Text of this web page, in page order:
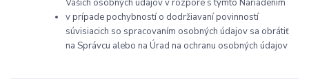
Vašich osobných údajov v rozpore s týmto Nariadením
v prípade pochybností o dodržiavaní povinností
súvisiacich so spracovaním osobných údajov sa obrátiť
na Správcu alebo na Úrad na ochranu osobných údajov